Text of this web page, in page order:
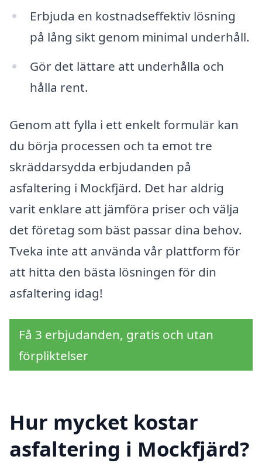
Erbjuda en kostnadseffektiv lösning
på lång sikt genom minimal underhåll.
Gör det lättare att underhålla och
hålla rent.
Genom att fylla i ett enkelt formulär kan
du börja processen och ta emot tre
skräddarsydda erbjudanden på
asfaltering i Mockfjärd. Det har aldrig
varit enklare att jämföra priser och välja
det företag som bäst passar dina behov.
Tveka inte att använda vår plattform för
att hitta den bästa lösningen för din
asfaltering idag!
Få 3 erbjudanden, gratis och utan
förpliktelser
Hur mycket kostar
asfaltering i Mockfjärd?